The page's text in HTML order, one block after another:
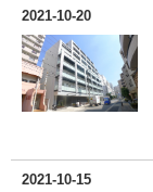
2021-10-20
2021-10-15